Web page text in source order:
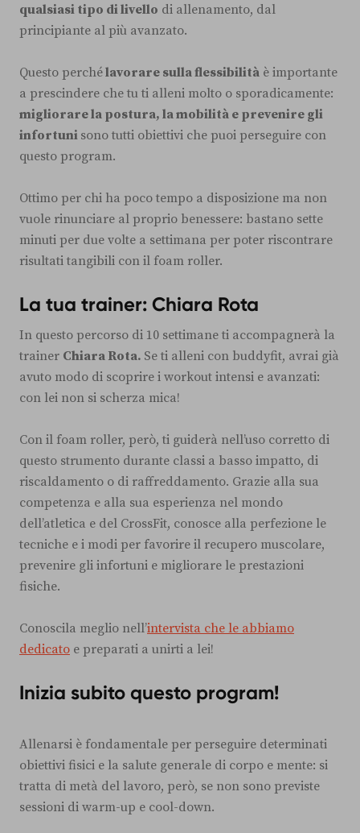
qualsiasi tipo di livello di allenamento, dal
principiante al più avanzato.
Questo perchélavorare sulla flessibilità è importante
a prescindere che tu ti alleni molto o sporadicamente:
migliorare la postura, la mobilità e prevenire gli
infortuni sono tutti obiettivi che puoi perseguire con
questo program.
Ottimo per chi ha poco tempo a disposizione ma non
vuole rinunciare al proprio benessere: bastano sette
minuti per due volte a settimana per poter riscontrare
risultati tangibili con il foam roller.
La tua trainer: Chiara Rota
In questo percorso di 10 settimane ti accompagnerà la
trainer Chiara Rota. Se ti alleni con buddyfit, avrai già
avuto modo di scoprire i workout intensi e avanzati:
con lei non si scherza mica!
Con il foam roller, però, ti guiderà nell’uso corretto di
questo strumento durante classi a basso impatto, di
riscaldamento o di raffreddamento. Grazie alla sua
competenza e alla sua esperienza nel mondo
dell’atletica e del CrossFit, conosce alla perfezione le
tecniche e i modi per favorire il recupero muscolare,
prevenire gli infortuni e migliorare le prestazioni
fisiche.
Conoscila meglio nell’intervista che le abbiamo
dedicato e preparati a unirti a lei!
Inizia subito questo program!
Allenarsi è fondamentale per perseguire determinati
obiettivi fisici e la salute generale di corpo e mente: si
tratta di metà del lavoro, però, se non sono previste
sessioni di warm-up e cool-down.